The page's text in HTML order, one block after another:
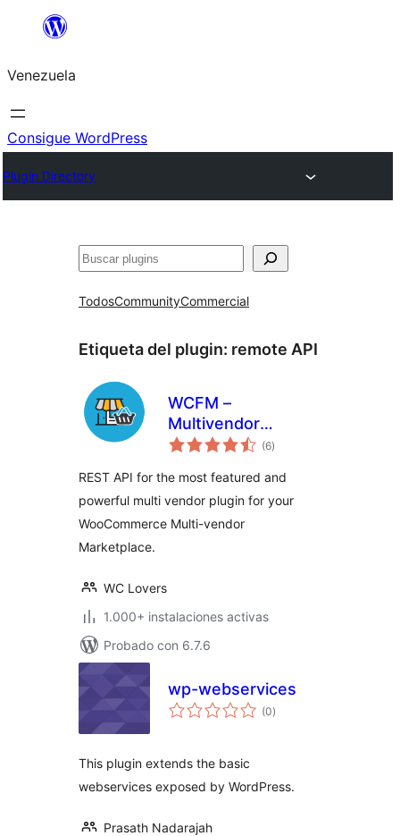
Saltar
contenido
Venezuela
Consigue WordPress
Plugin Directory
Buscar
TodosCommunityCommercial
Etiqueta del plugin: remote API
WCFM –
Multivendor
Marketplace REST
WooCommerce
(6total
de
)
REST API for the most featured and
powerful multi vendor plugin for your
WooCommerce Multi-vendor
Marketplace.
WC Lovers
1.000+ instalaciones activas
Probado con 6.7.6
wp-webservices
(0total
de
)
This plugin extends the basic
webservices exposed by WordPress.
Prasath Nadarajah